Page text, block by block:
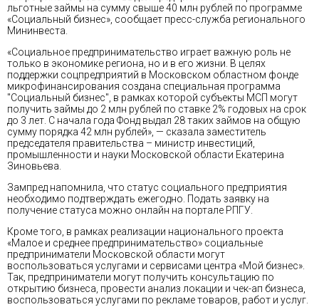
льготные займы на сумму свыше 40 млн рублей по программе
«Социальный бизнес», сообщает пресс-служба регионального
Мининвеста.
«Социальное предпринимательство играет важную роль не
только в экономике региона, но и в его жизни. В целях
поддержки соцпредприятий в Московском областном фонде
микрофинансирования создана специальная программа
"Социальный бизнес", в рамках которой субъекты МСП могут
получить займы до 2 млн рублей по ставке 2% годовых на срок
до 3 лет. С начала года Фонд выдал 28 таких займов на общую
сумму порядка 42 млн рублей», — сказала заместитель
председателя правительства – министр инвестиций,
промышленности и науки Московской области Екатерина
Зиновьева.
Зампред напомнила, что статус социального предприятия
необходимо подтверждать ежегодно. Подать заявку на
получение статуса можно онлайн на портале РПГУ.
Кроме того, в рамках реализации национального проекта
«Малое и среднее предпринимательство» социальные
предприниматели Московской области могут
воспользоваться услугами и сервисами центра «Мой бизнес».
Так, предприниматели могут получить консультацию по
открытию бизнеса, провести анализ локации и чек-ап бизнеса,
воспользоваться услугами по рекламе товаров, работ и услуг.